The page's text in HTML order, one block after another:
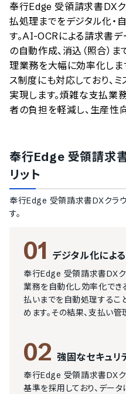
情報更新者：業界DX最強ナ
奉行Edge 受領請求書DXク
払処理までをデジタル化・
す。AI-OCRによる請求書
の自動作成、消込（照合）
理業務を大幅に効率化しま
ス制度にも対応しており、
実現します。煩雑な支払業
者の負担を軽減し、生産性
奉行Edge 受領請求
リット
奉行Edge 受領請求書DXクラ
す。
01 デジタル化によ
奉行Edge 受領請求書DXク
業務を自動化し効率化でき
払いまでを自動処理するこ
めます。その結果、支払い
02 強固なセキュリ
奉行Edge 受領請求書DXク
基準を採用しており、デー